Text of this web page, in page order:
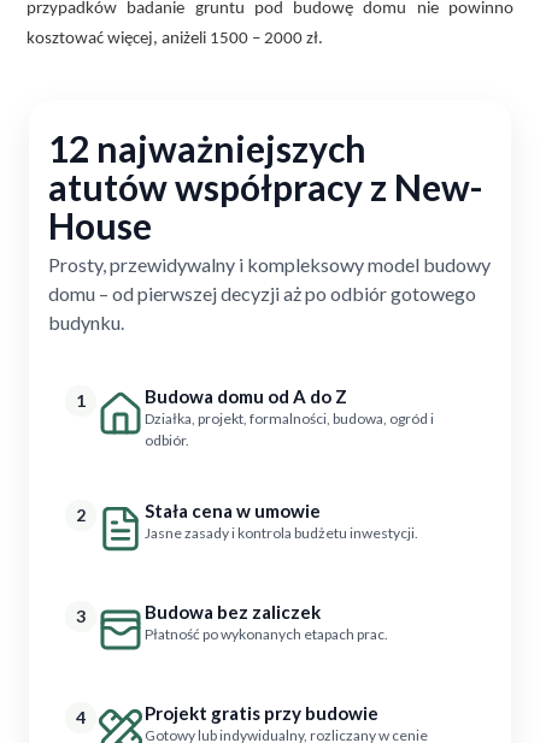
przypadków badanie gruntu pod budowę domu nie powinno
kosztować więcej, aniżeli 1500 – 2000 zł.
12 najważniejszych
atutów współpracy z New-
House
Prosty, przewidywalny i kompleksowy model budowy
domu – od pierwszej decyzji aż po odbiór gotowego
budynku.
1 Budowa domu od A do Z
Działka, projekt, formalności, budowa, ogród i
odbiór.
2 Stała cena w umowie
Jasne zasady i kontrola budżetu inwestycji.
3 Budowa bez zaliczek
Płatność po wykonanych etapach prac.
4 Projekt gratis przy budowie
Gotowy lub indywidualny, rozliczany w cenie